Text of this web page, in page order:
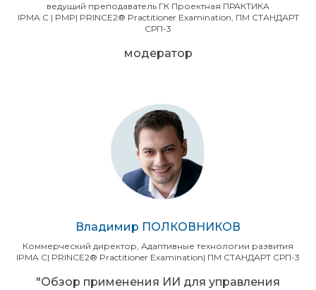
ведущий преподаватель ГК Проектная ПРАКТИКА
IPMA С | PMP| PRINCE2® Practitioner Examination, ПМ СТАНДАРТ
СРП-3
модератор
Владимир ПОЛКОВНИКОВ
Коммерческий директор, Адаптивные технологии развития
IPMA С| PRINCE2® Practitioner Examination| ПМ СТАНДАРТ СРП-3
"Обзор применения ИИ для управления